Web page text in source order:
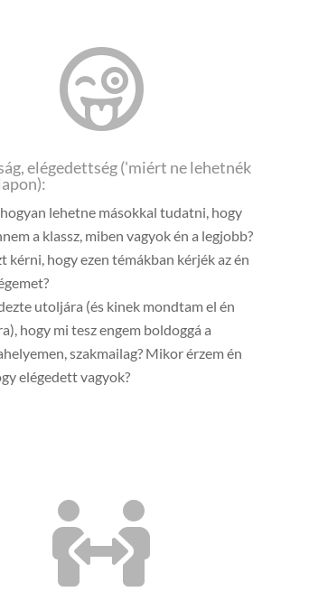

elégedettség ('miért ne lehetnék
lehetne másokkal tudatni, hogy
a klassz, miben vagyok én a legjobb?
kérni, hogy ezen témákban kérjék az én
utoljára (és kinek mondtam el én
hogy mi tesz engem boldoggá a
szakmailag? Mikor érzem én
elégedett vagyok?
